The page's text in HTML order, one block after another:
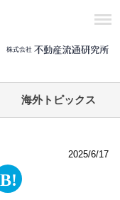
海外トピックス
2025/6/17